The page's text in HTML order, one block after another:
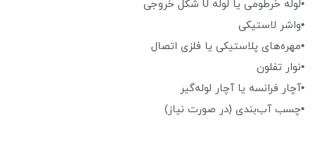
•لوله خرطومی یا لوله U شکل خروجی
•واشر لاستیکی
•مهره‌های پلاستیکی یا فلزی اتصال
•نوار تفلون
•آچار فرانسه یا آچار لوله‌گیر
•چسب آب‌بندی (در صورت نیاز)